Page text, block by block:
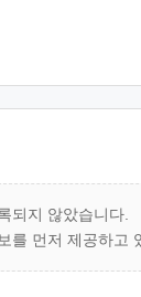
되지 않았습니다.
를 먼저 제공하고